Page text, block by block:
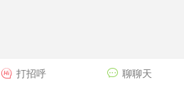
 打招呼  聊聊天